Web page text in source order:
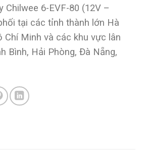
Chilwee 6-EVF-80 (12V –
tại các tỉnh thành lớn Hà
Chí Minh và các khu vực lân
Bình, Hải Phòng, Đà Nẵng,